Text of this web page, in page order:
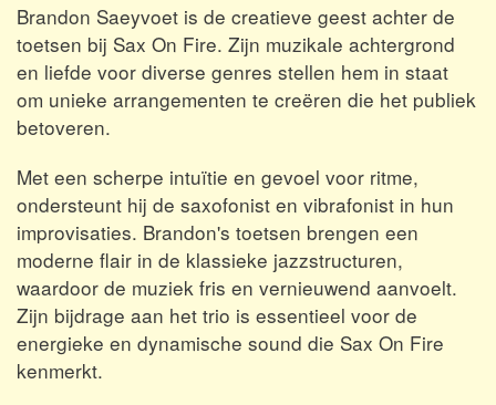
Brandon Saeyvoet is de creatieve geest achter de
toetsen bij Sax On Fire. Zijn muzikale achtergrond
en liefde voor diverse genres stellen hem in staat
om unieke arrangementen te creëren die het publiek
betoveren.
Met een scherpe intuïtie en gevoel voor ritme,
ondersteunt hij de saxofonist en vibrafonist in hun
improvisaties. Brandon's toetsen brengen een
moderne flair in de klassieke jazzstructuren,
waardoor de muziek fris en vernieuwend aanvoelt.
Zijn bijdrage aan het trio is essentieel voor de
energieke en dynamische sound die Sax On Fire
kenmerkt.